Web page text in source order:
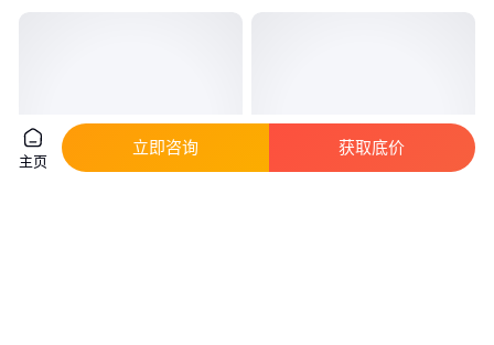
主页
立即咨询 获取底价